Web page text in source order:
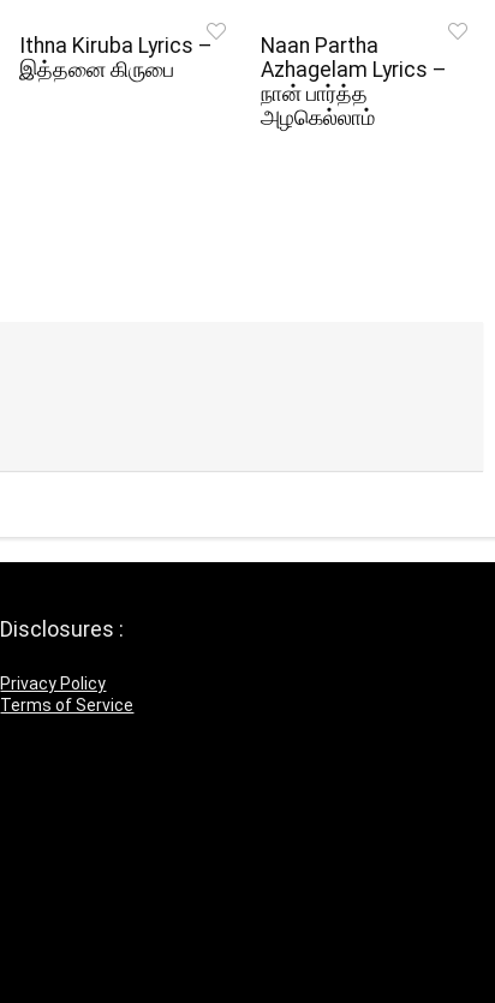
Ithna Kiruba Lyrics –
இத்தனை கிருபை
Naan Partha
Azhagelam Lyrics –
நான் பார்த்த
அழகெல்லாம்
Disclosures :
Privacy Policy
Terms of Service